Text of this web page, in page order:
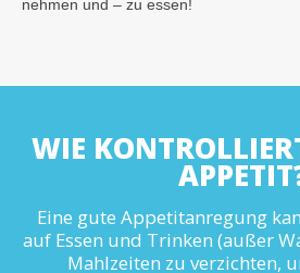
nehmen und – zu essen!
WIE
Eine gute Appetitanregung
auf Essen und Trinken (außer
Mahlzeiten zu verzichten,